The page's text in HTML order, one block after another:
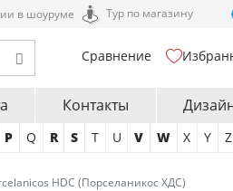
в шоуруме Тур по магазину
Сравнение
Контакты
P Q R S T U V W X Y Z
HDC (Порселаникос ХДС)